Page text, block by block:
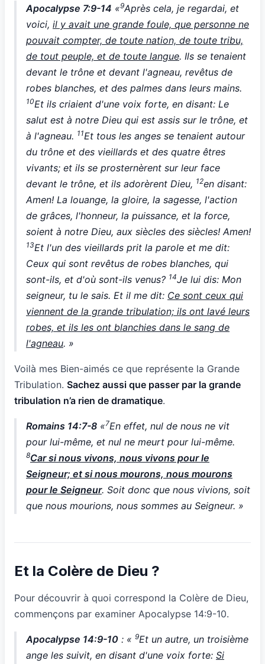
Apocalypse 7:9-14 «9Après cela, je regardai, et
voici, il y avait une grande foule, que personne ne
pouvait compter, de toute nation, de toute tribu,
de tout peuple, et de toute langue. Ils se tenaient
devant le trône et devant l'agneau, revêtus de
robes blanches, et des palmes dans leurs mains.
10Et ils criaient d'une voix forte, en disant: Le
salut est à notre Dieu qui est assis sur le trône, et
à l'agneau. 11Et tous les anges se tenaient autour
du trône et des vieillards et des quatre êtres
vivants; et ils se prosternèrent sur leur face
devant le trône, et ils adorèrent Dieu, 12en disant:
Amen! La louange, la gloire, la sagesse, l'action
de grâces, l'honneur, la puissance, et la force,
soient à notre Dieu, aux siècles des siècles! Amen!
13Et l'un des vieillards prit la parole et me dit:
Ceux qui sont revêtus de robes blanches, qui
sont-ils, et d'où sont-ils venus? 14Je lui dis: Mon
seigneur, tu le sais. Et il me dit: Ce sont ceux qui
viennent de la grande tribulation; ils ont lavé leurs
robes, et ils les ont blanchies dans le sang de
l'agneau. »
Voilà mes Bien-aimés ce que représente la Grande
Tribulation. Sachez aussi que passer par la grande
tribulation n’a rien de dramatique.
Romains 14:7-8 «7En effet, nul de nous ne vit
pour lui-même, et nul ne meurt pour lui-même.
8Car si nous vivons, nous vivons pour le
Seigneur; et si nous mourons, nous mourons
pour le Seigneur. Soit donc que nous vivions, soit
que nous mourions, nous sommes au Seigneur. »
Et la Colère de Dieu ?
Pour découvrir à quoi correspond la Colère de Dieu,
commençons par examiner Apocalypse 14:9-10.
Apocalypse 14:9-10 : « 9Et un autre, un troisième
ange les suivit, en disant d'une voix forte: Si